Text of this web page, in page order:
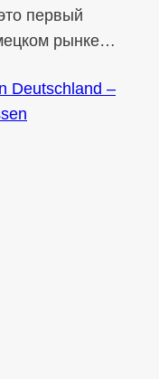
первый
рынке…